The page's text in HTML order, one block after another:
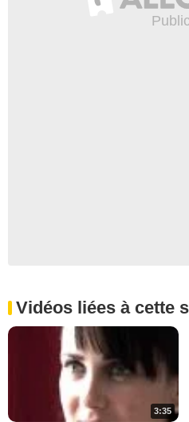
Vidéos liées à cette
3:35